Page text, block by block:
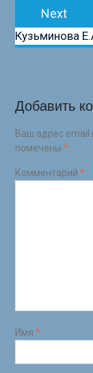
Next
Кузьминова
Добавить
Ваш адрес email
помечены *
Комментарий *
Имя *